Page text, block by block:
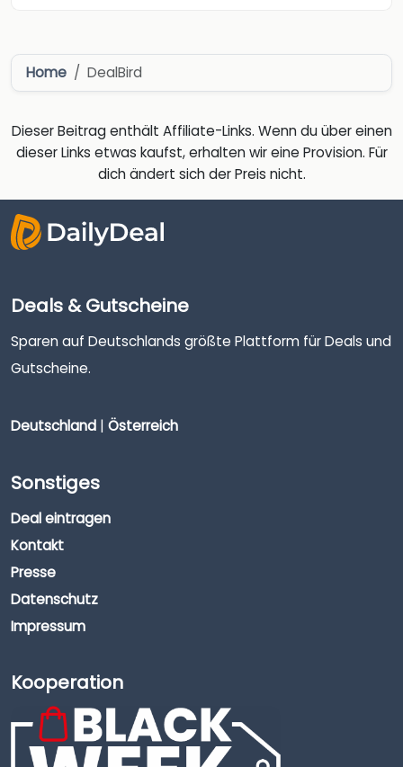
Home DealBird
Dieser Beitrag enthält Affiliate-Links. Wenn du über einen
dieser Links etwas kaufst, erhalten wir eine Provision. Für
dich ändert sich der Preis nicht.
Deals & Gutscheine
Sparen auf Deutschlands größte Plattform für Deals und
Gutscheine.
Deutschland | Österreich
Sonstiges
Deal eintragen
Kontakt
Presse
Datenschutz
Impressum
Kooperation